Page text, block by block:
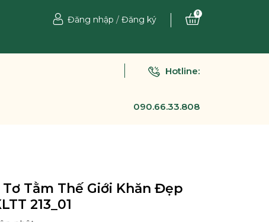
Đăng nhập / Đăng ký
0
Hotline:
090.66.33.808
Tơ Tằm Thế Giới Khăn Đẹp
213_01